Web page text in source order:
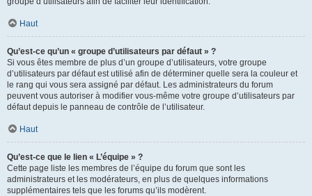
Haut
Qu’est-ce qu’un « groupe d’utilisateurs par défaut » ?
Si vous êtes membre de plus d’un groupe d’utilisateurs, votre groupe
d’utilisateurs par défaut est utilisé afin de déterminer quelle sera la couleur et
le rang qui vous sera assigné par défaut. Les administrateurs du forum
peuvent vous autoriser à modifier vous-même votre groupe d’utilisateurs par
défaut depuis le panneau de contrôle de l’utilisateur.
Haut
Qu’est-ce que le lien « L’équipe » ?
Cette page liste les membres de l’équipe du forum que sont les
administrateurs et les modérateurs, en plus de quelques informations
supplémentaires tels que les forums qu’ils modèrent.